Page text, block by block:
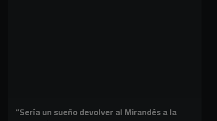
“Sería un sueño devolver al Mirandés a la